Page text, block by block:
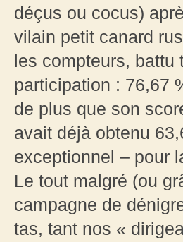
déçus ou cocus)
vilain petit canard
les compteurs, battu
participation : 76,67
de plus que son
avait déjà obtenu
exceptionnel – pour
Le tout malgré (ou
campagne de
tas, tant nos «